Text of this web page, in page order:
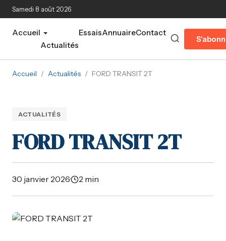
Aller au contenu principal
Samedi 8 août 2026
Accueil
Actualités
EssaisAnnuaireContact
Accueil / Actualités / FORD TRANSIT 2T
ACTUALITÉS
FORD TRANSIT 2T
30 janvier 2026· 2 min